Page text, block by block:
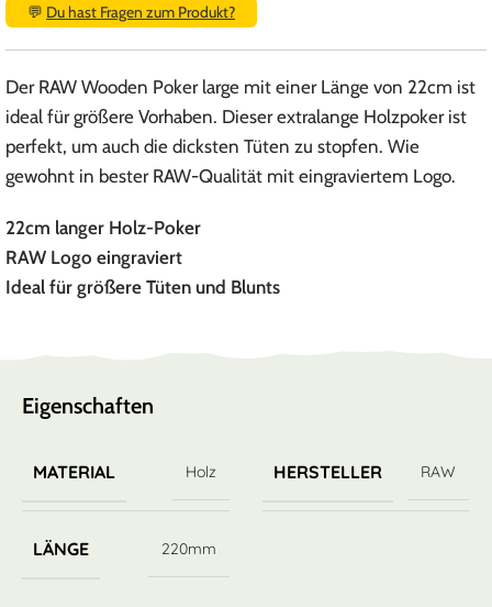
💬 Du hast Fragen zum Produkt?
Der RAW Wooden Poker large mit einer Länge von 22cm ist
ideal für größere Vorhaben. Dieser extralange Holzpoker ist
perfekt, um auch die dicksten Tüten zu stopfen. Wie
gewohnt in bester RAW-Qualität mit eingraviertem Logo.
22cm langer Holz-Poker
RAW Logo eingraviert
Ideal für größere Tüten und Blunts
Eigenschaften
MATERIAL Holz HERSTELLER RAW
LÄNGE 220mm